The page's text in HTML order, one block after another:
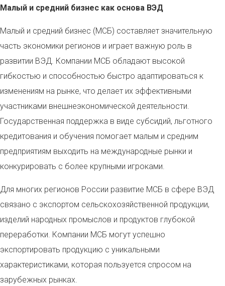
Малый и средний бизнес как основа ВЭД
Малый и средний бизнес (МСБ) составляет значительную
часть экономики регионов и играет важную роль в
развитии ВЭД. Компании МСБ обладают высокой
гибкостью и способностью быстро адаптироваться к
изменениям на рынке, что делает их эффективными
участниками внешнеэкономической деятельности.
Государственная поддержка в виде субсидий, льготного
кредитования и обучения помогает малым и средним
предприятиям выходить на международные рынки и
конкурировать с более крупными игроками.
Для многих регионов России развитие МСБ в сфере ВЭД
связано с экспортом сельскохозяйственной продукции,
изделий народных промыслов и продуктов глубокой
переработки. Компании МСБ могут успешно
экспортировать продукцию с уникальными
характеристиками, которая пользуется спросом на
зарубежных рынках.